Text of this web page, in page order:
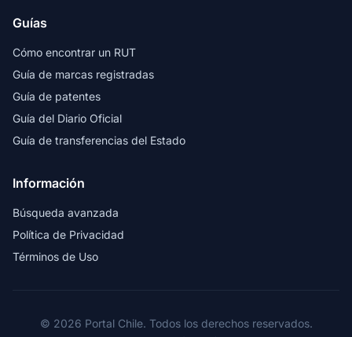
Guías
Cómo encontrar un RUT
Guía de marcas registradas
Guía de patentes
Guía del Diario Oficial
Guía de transferencias del Estado
Información
Búsqueda avanzada
Política de Privacidad
Términos de Uso
© 2026 Portal Chile. Todos los derechos reservados.